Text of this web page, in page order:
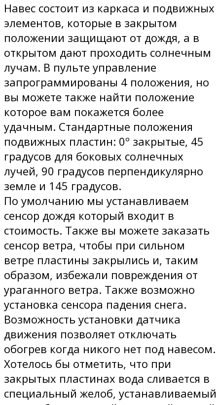
Навес состоит из каркаса и подвижных
элементов, которые в закрытом
положении защищают от дождя, а в
открытом дают проходить солнечным
лучам. В пульте управление
запрограммированы 4 положения, но
вы можете также найти положение
которое вам покажется более
удачным. Стандартные положения
подвижных пластин: 0º закрытые, 45
градусов для боковых солнечных
лучей, 90 градусов перпендикулярно
земле и 145 градусов.
По умолчанию мы устанавливаем
сенсор дождя который входит в
стоимость. Также вы можете заказать
сенсор ветра, чтобы при сильном
ветре пластины закрылись и, таким
образом, избежали повреждения от
ураганного ветра. Также возможно
установка сенсора падения снега.
Возможность установки датчика
движения позволяет отключать
обогрев когда никого нет под навесом.
Хотелось бы отметить, что при
закрытых пластинах вода сливается в
специальный желоб, устанавливаемый